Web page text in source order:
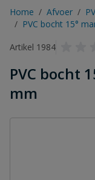
Home / Afvoer /
/ PVC bocht 15°
Artikel 1984
PVC bocht
mm